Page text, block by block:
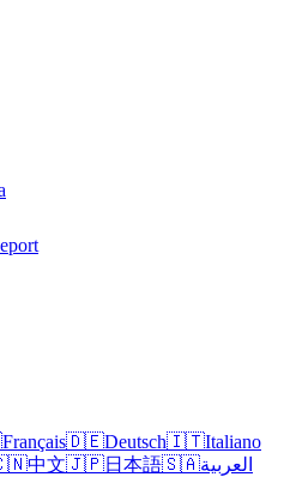
Français🇩🇪Deutsch🇮🇹Italiano
中文🇯🇵日本語🇸🇦العربية